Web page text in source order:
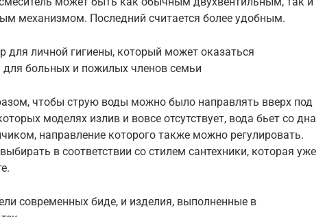
механизмом. Последний считается более удобным.
для личной гигиены, который может оказаться
больных и пожилых членов семьи
чтобы струю воды можно было направлять вверх под
моделях излив и вовсе отсутствует, вода бьет со дна
направление которого также можно регулировать.
в соответствии со стилем сантехники, которая уже
современных биде, и изделия, выполненные в